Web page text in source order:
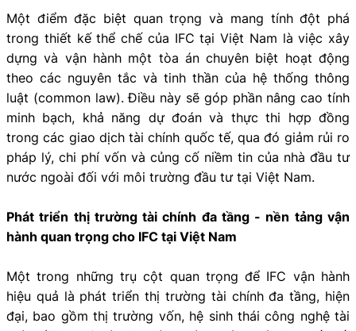
Một điểm đặc biệt quan trọng và mang tính đột phá
trong thiết kế thể chế của IFC tại Việt Nam là việc xây
dựng và vận hành một tòa án chuyên biệt hoạt động
theo các nguyên tắc và tinh thần của hệ thống thông
luật (common law). Điều này sẽ góp phần nâng cao tính
minh bạch, khả năng dự đoán và thực thi hợp đồng
trong các giao dịch tài chính quốc tế, qua đó giảm rủi ro
pháp lý, chi phí vốn và củng cố niềm tin của nhà đầu tư
nước ngoài đối với môi trường đầu tư tại Việt Nam.
Phát triển thị trường tài chính đa tầng - nền tảng vận
hành quan trọng cho IFC tại Việt Nam
Một trong những trụ cột quan trọng để IFC vận hành
hiệu quả là phát triển thị trường tài chính đa tầng, hiện
đại, bao gồm thị trường vốn, hệ sinh thái công nghệ tài